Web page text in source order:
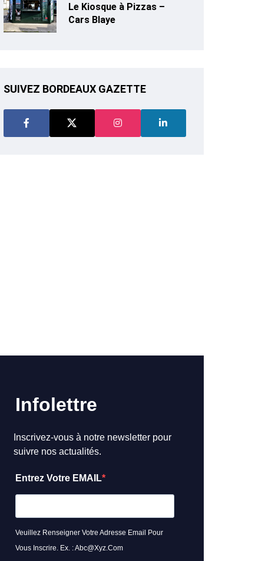
Le Kiosque à Pizzas –
Cars Blaye
SUIVEZ BORDEAUX GAZETTE
Infolettre
Inscrivez-vous à notre newsletter pour
suivre nos actualités.
Entrez Votre EMAIL
Veuillez Renseigner Votre Adresse Email Pour
Vous Inscrire. Ex. : Abc@xyz.com